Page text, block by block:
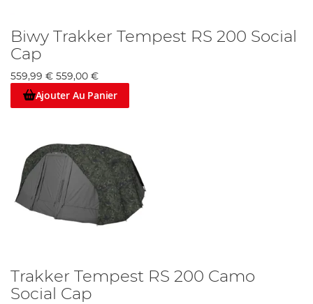
Biwy Trakker Tempest RS 200 Social
Cap
559,99 € 559,00 €
Ajouter Au Panier
Trakker Tempest RS 200 Camo
Social Cap